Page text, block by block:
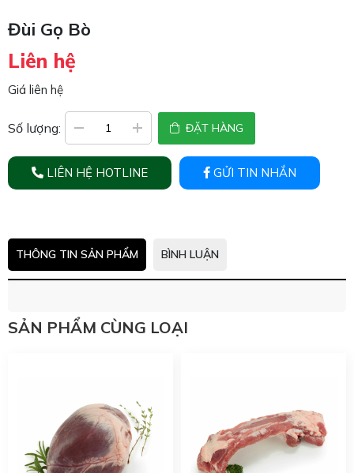
Đùi Gọ Bò
Liên hệ
Giá liên hệ
Số lượng: ĐẶT HÀNG
LIÊN HỆ HOTLINE GỬI TIN NHẮN
THÔNG TIN SẢN PHẨM BÌNH LUẬN
SẢN PHẨM CÙNG LOẠI